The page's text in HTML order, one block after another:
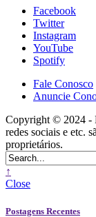
Facebook
Twitter
Instagram
YouTube
Spotify
Fale Conosco
Anuncie
Copyright © 2024 -
redes sociais e etc.
proprietários.
↑
Close
Postagens Recentes